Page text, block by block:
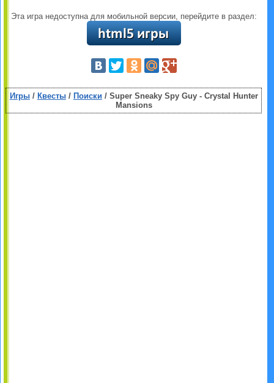
Эта игра недоступна для мобильной версии, перейдите в раздел:
Игры/ Квесты/ Поиски / Super Sneaky Spy Guy - Crystal Hunter
Mansions